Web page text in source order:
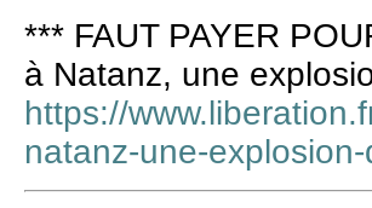
*** FAUT PAYER
à Natanz, une
https://
natanz-une-